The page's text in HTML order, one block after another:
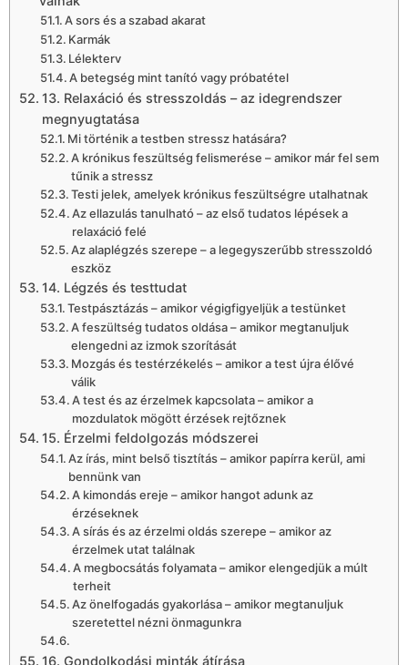
A sors és a szabad akarat
Karmák
Lélekterv
A betegség mint tanító vagy próbatétel
13. Relaxáció és stresszoldás – az idegrendszer
megnyugtatása
Mi történik a testben stressz hatására?
A krónikus feszültség felismerése – amikor már fel sem
tűnik a stressz
Testi jelek, amelyek krónikus feszültségre utalhatnak
Az ellazulás tanulható – az első tudatos lépések a
relaxáció felé
Az alaplégzés szerepe – a legegyszerűbb stresszoldó
eszköz
14. Légzés és testtudat
Testpásztázás – amikor végigfigyeljük a testünket
A feszültség tudatos oldása – amikor megtanuljuk
elengedni az izmok szorítását
Mozgás és testérzékelés – amikor a test újra élővé
válik
A test és az érzelmek kapcsolata – amikor a
mozdulatok mögött érzések rejtőznek
15. Érzelmi feldolgozás módszerei
Az írás, mint belső tisztítás – amikor papírra kerül, ami
bennünk van
A kimondás ereje – amikor hangot adunk az
érzéseknek
A sírás és az érzelmi oldás szerepe – amikor az
érzelmek utat találnak
A megbocsátás folyamata – amikor elengedjük a múlt
terheit
Az önelfogadás gyakorlása – amikor megtanuljuk
szeretettel nézni önmagunkra
16. Gondolkodási minták átírása